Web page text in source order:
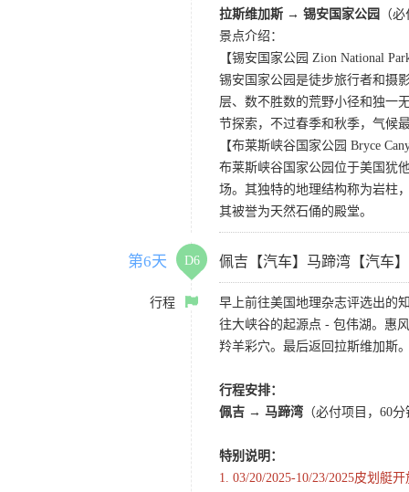
拉斯维加斯 → 锡安国家公园
（
景点介绍：
【锡安国家公园 Zion National
锡安国家公园是徒步旅行者和摄
层、数不胜数的荒野小径和独一
节探索，不过春季和秋季，气候
【布莱斯峡谷国家公园 Bryce
布莱斯峡谷国家公园位于美国犹
场。其独特的地理结构称为岩柱
其被誉为天然石俑的殿堂。
第6天 D6 佩吉【汽车】马蹄湾【汽车
行程
早上前往美国地理杂志评选出的
往大峡谷的起源点 - 包伟湖。惠
羚羊彩穴。最后返回拉斯维加斯
行程安排：
佩吉 → 马蹄湾 （必付项目，60
特别说明：
1. 03/20/2025-10/23/2025皮划艇